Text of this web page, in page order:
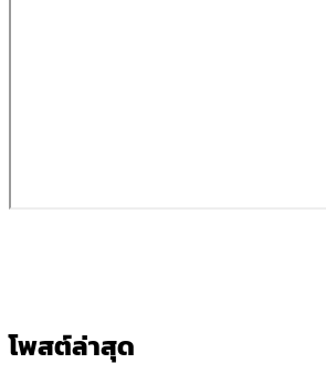
โพสต์ล่าสุด